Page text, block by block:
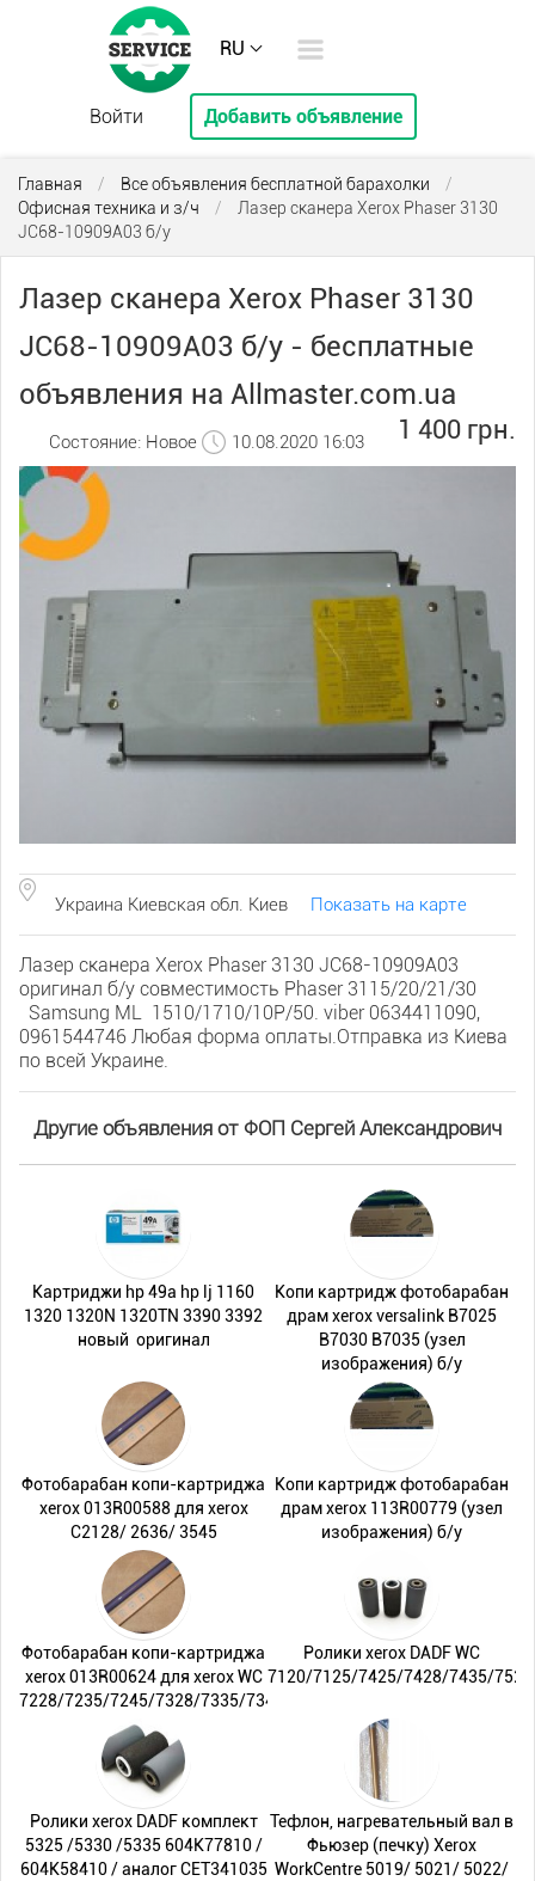
RU
Войти Добавить объявление
Главная / Все объявления бесплатной барахолки
/
Офисная техника и з/ч
/
Лазер сканера Xerox Phaser 3130
JC68-10909A03 б/у
Лазер сканера Xerox Phaser 3130
JC68-10909A03 б/у - бесплатные
объявления на Allmaster.com.ua
1 400 грн.
Состояние: Новое 10.08.2020 16:03
Украина Киевская обл. Киев Показать на карте
Лазер сканера Xerox Phaser 3130 JC68-10909A03
оригинал б/у совместимость Phaser 3115/20/21/30
Samsung ML 1510/1710/10P/50. viber 0634411090,
0961544746 Любая форма оплаты.Отправка из Киева
по всей Украине.
Другие объявления от ФОП Сергей Александрович
Картриджи hp 49а hp lj 1160
1320 1320N 1320TN 3390 3392
новый оригинал
Копи картридж фотобарабан
драм xerox versalink B7025
B7030 B7035 (узел
изображения) б/у
Фотобарабан копи-картриджа
xerox 013R00588 для xerox
C2128/ 2636/ 3545
Копи картридж фотобарабан
драм xerox 113R00779 (узел
изображения) б/у
Фотобарабан копи-картриджа
xerox 013R00624 для xerox WC
7228/7235/7245/7328/7335/7345
Ролики xerox DADF WC
7120/7125/7425/7428/7435/
Ролики xerox DADF комплект
5325 /5330 /5335 604K77810 /
604K58410 / аналог CET341035
Тефлон, нагревательный вал в
Фьюзер (печку) Xerox
WorkCentre 5019/ 5021/ 5022/